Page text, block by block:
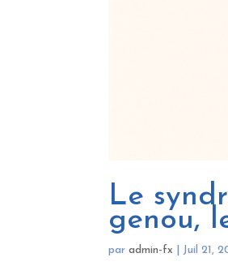
Le
genou,
paradmin-fx Juil 21,